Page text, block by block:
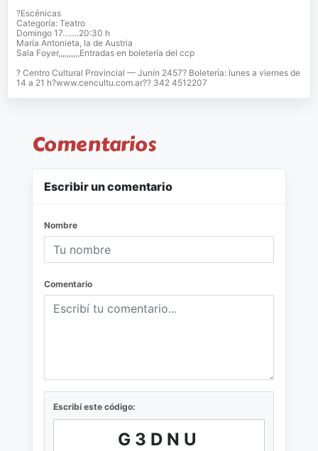
?Escénicas
Categoría: Teatro
Domingo 17…….20:30 h
María Antonieta, la de Austria
Sala Foyer,,,,,,,,,,Entradas en boletería del ccp
? Centro Cultural Provincial — Junín 2457? Boletería: lunes a viernes de
14 a 21 h?www.cencultu.com.ar?? 342 4512207
Comentarios
Escribir un comentario
Nombre
Comentario
Escribí este código:
G3DNU